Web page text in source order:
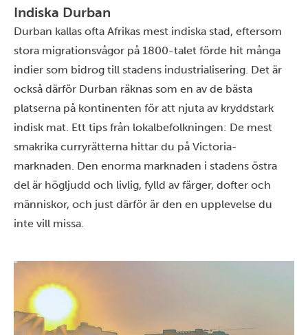
Indiska Durban
Durban kallas ofta Afrikas mest indiska stad, eftersom
stora migrationsvågor på 1800-talet förde hit många
indier som bidrog till stadens industrialisering. Det är
också därför Durban räknas som en av de bästa
platserna på kontinenten för att njuta av kryddstark
indisk mat. Ett tips från lokalbefolkningen: De mest
smakrika curryrätterna hittar du på Victoria-
marknaden. Den enorma marknaden i stadens östra
del är högljudd och livlig, fylld av färger, dofter och
människor, och just därför är den en upplevelse du
inte vill missa.